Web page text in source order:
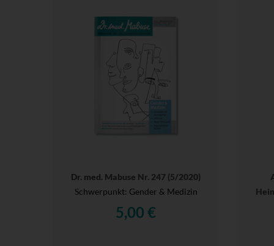
Dr. med. Mabuse Nr. 247 (5/2020)
Schwerpunkt: Gender & Medizin
5,00 €